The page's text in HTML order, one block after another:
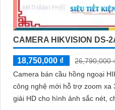
CAMERA HIKVISION DS-
18,750,000 ₫
26,790,000
Camera bán cầu hồng ngoại
công nghệ mới hỗ trợ zoom xa
giải HD cho hình ảnh sắc nét,